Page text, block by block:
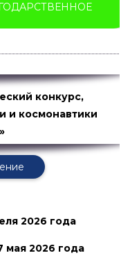
конкурс,
и космонавтики
2026 года
мая 2026 года